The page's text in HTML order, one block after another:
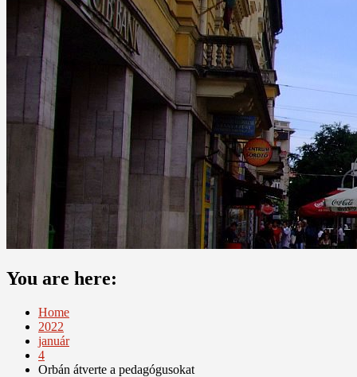
You are here:
Home
2022
január
4
Orbán átverte a pedagógusokat